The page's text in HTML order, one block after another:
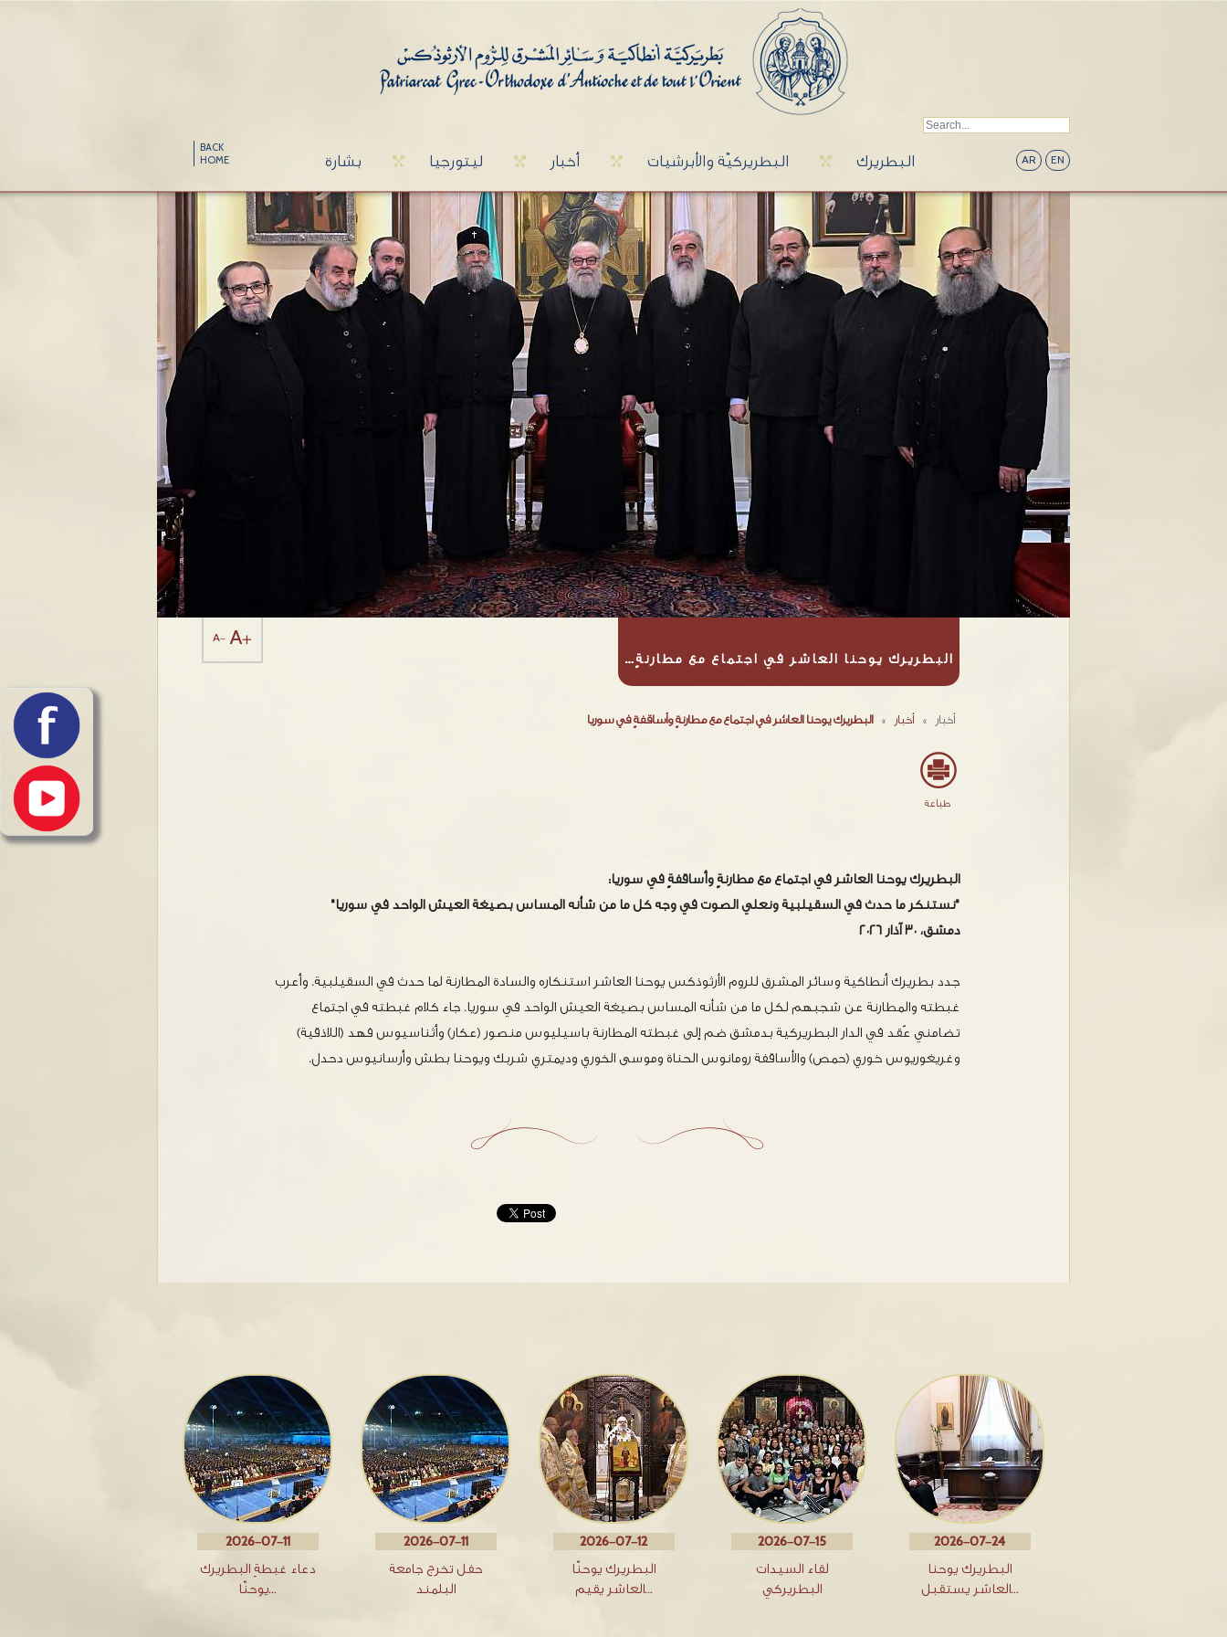
BACK
HOME
بشارة ليتورجيا أخبار البطريركيّة والأبرشيات البطريرك AR EN
البطريرك يوحنا العاشر في اجتماع مع مطارنةٍ…
أخبار » أخبار » البطريرك يوحنا العاشر في اجتماع مع مطارنةٍ وأساقفةٍ في سوريا
A- A+
طباعة
البطريرك يوحنا العاشر في اجتماع مع مطارنةٍ وأساقفةٍ في سوريا:
"نستنكر ما حدث في السقيلبية ونعلي الصوت في وجه كل ما من شأنه المساس بصيغة العيش الواحد في سوريا"
دمشق، ٣٠ آذار ٢٠٢٦
جدد بطريرك أنطاكية وسائر المشرق للروم الأرثوذكس يوحنا العاشر استنكاره والسادة المطارنة لما حدث في السقيلبية. وأعرب
غبطته والمطارنة عن شجبهم لكل ما من شأنه المساس بصيغة العيش الواحد في سوريا. جاء كلام غبطته في اجتماع
تضامني عُقد في الدار البطريركية بدمشق ضم إلى غبطته المطارنة باسيليوس منصور (عكار) وأثناسيوس فهد (اللاذقية)
وغريغوريوس خوري (حمص) والأساقفة رومانوس الحناة وموسى الخوري وديمتري شربك ويوحنا بطش وأرسانيوس دحدل.
2026-07-11
دعاء غبطةِ البطريرك
يوحنّا…
2026-07-11
حفل تخرج جامعة
البلمند
2026-07-12
البطريرك يوحنّا
العاشر يقيم…
2026-07-15
لقاء السيدات
البطريركي
2026-07-24
البطريرك يوحنا
العاشر يستقبل…